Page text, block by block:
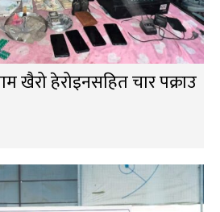
खैरो हेरोइनसहित चार पक्राउ